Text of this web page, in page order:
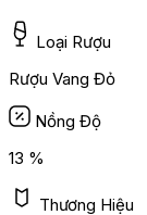
Loại Rượu
Rượu Vang Đỏ
Nồng Độ
13 %
Thương Hiệu